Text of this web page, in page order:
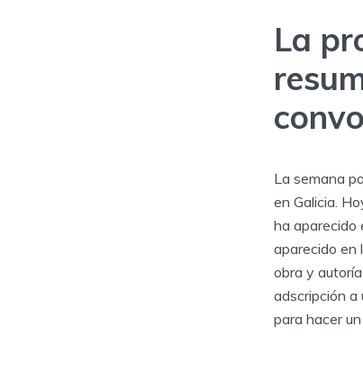
La
La semana
en Galicia.
ha aparecido
aparecido en
obra y
adscripción a
para hacer